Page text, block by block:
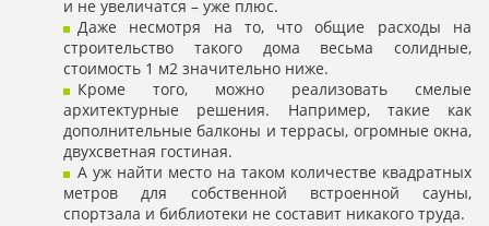
и не увеличатся – уже плюс.
Даже несмотря на то, что общие расходы на
строительство такого дома весьма солидные,
стоимость 1 м2 значительно ниже.
Кроме того, можно реализовать смелые
архитектурные решения. Например, такие как
дополнительные балконы и террасы, огромные окна,
двухсветная гостиная.
А уж найти место на таком количестве квадратных
метров для собственной встроенной сауны,
спортзала и библиотеки не составит никакого труда.